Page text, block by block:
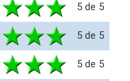
5 de 5
5 de 5
5 de 5